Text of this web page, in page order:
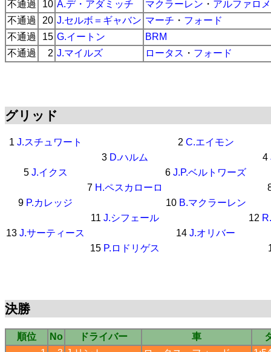
不通過
10 A.デ・アダミッチ マクラーレン ・ アルファロ
不通過
20 J.セルボ＝ギャバン マーチ ・ フォード
不通過
15 G.イートン
BRM
不通過
2 J.マイルズ ロータス ・ フォード
グリッド
1 J.スチュワート 2 C.エイモン
3 D.ハルム 4
5 J.イクス 6 J.P.ベルトワーズ
7 H.ペスカローロ
9 P.カレッジ 10 B.マクラーレン
11 J.シフェール 12
13 J.サーティース 14 J.オリバー
15 P.ロドリゲス
決勝
順位 No ドライバー 車